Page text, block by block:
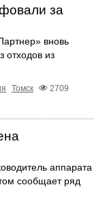
за
вновь
отходов из
Томск
2709
аппарата
сообщает ряд